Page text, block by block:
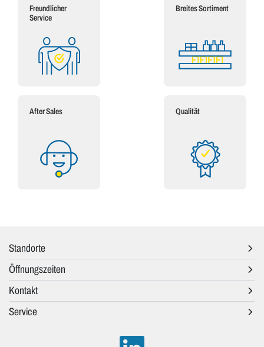
Freundlicher
Service
Breites Sortiment
After Sales Qualität
Standorte
Öffnungszeiten
Kontakt
Service